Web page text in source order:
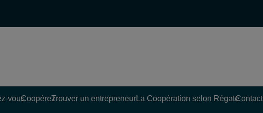
vousCoopérezTrouver un entrepreneurLa Coopération selon RégateContact